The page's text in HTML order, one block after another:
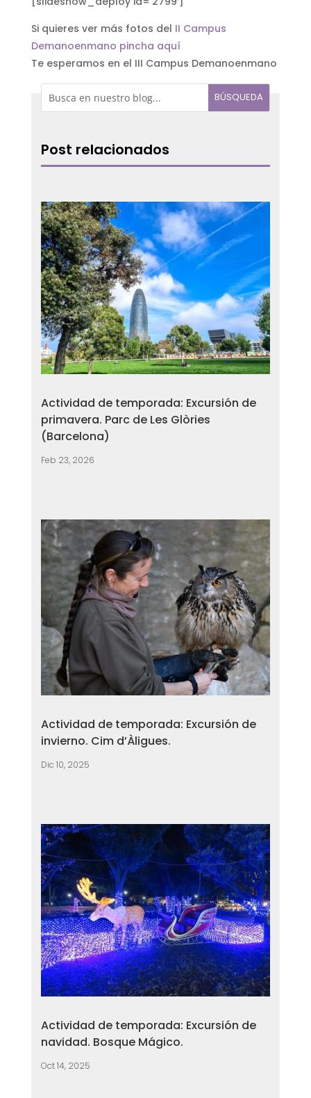
Si quieres ver más fotos del II Campus
Demanoenmano pincha aquí
Te esperamos en el III Campus Demanoenmano
Post relacionados
Actividad de temporada: Excursión de
primavera. Parc de Les Glòries
(Barcelona)
Feb 23, 2026
Actividad de temporada: Excursión de
invierno. Cim d’Àligues.
Dic 10, 2025
Actividad de temporada: Excursión de
navidad. Bosque Mágico.
Oct 14, 2025